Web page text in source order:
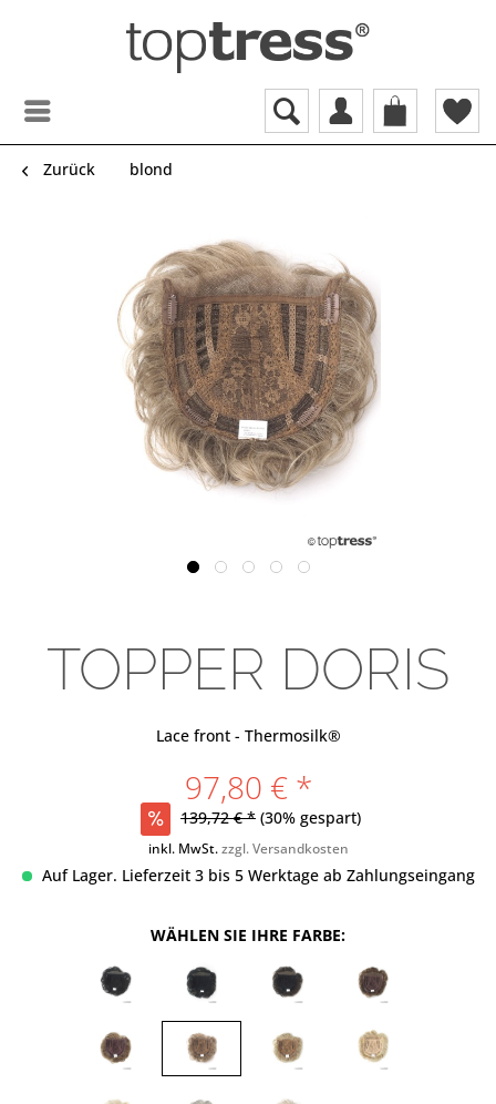
Zurück blond
TOPPER DORIS
Lace front - Thermosilk®
97,80 € *
139,72 € * (30% gespart)
inkl. MwSt.zzgl. Versandkosten
Auf Lager. Lieferzeit 3 bis 5 Werktage ab Zahlungseingang
WÄHLEN SIE IHRE FARBE: